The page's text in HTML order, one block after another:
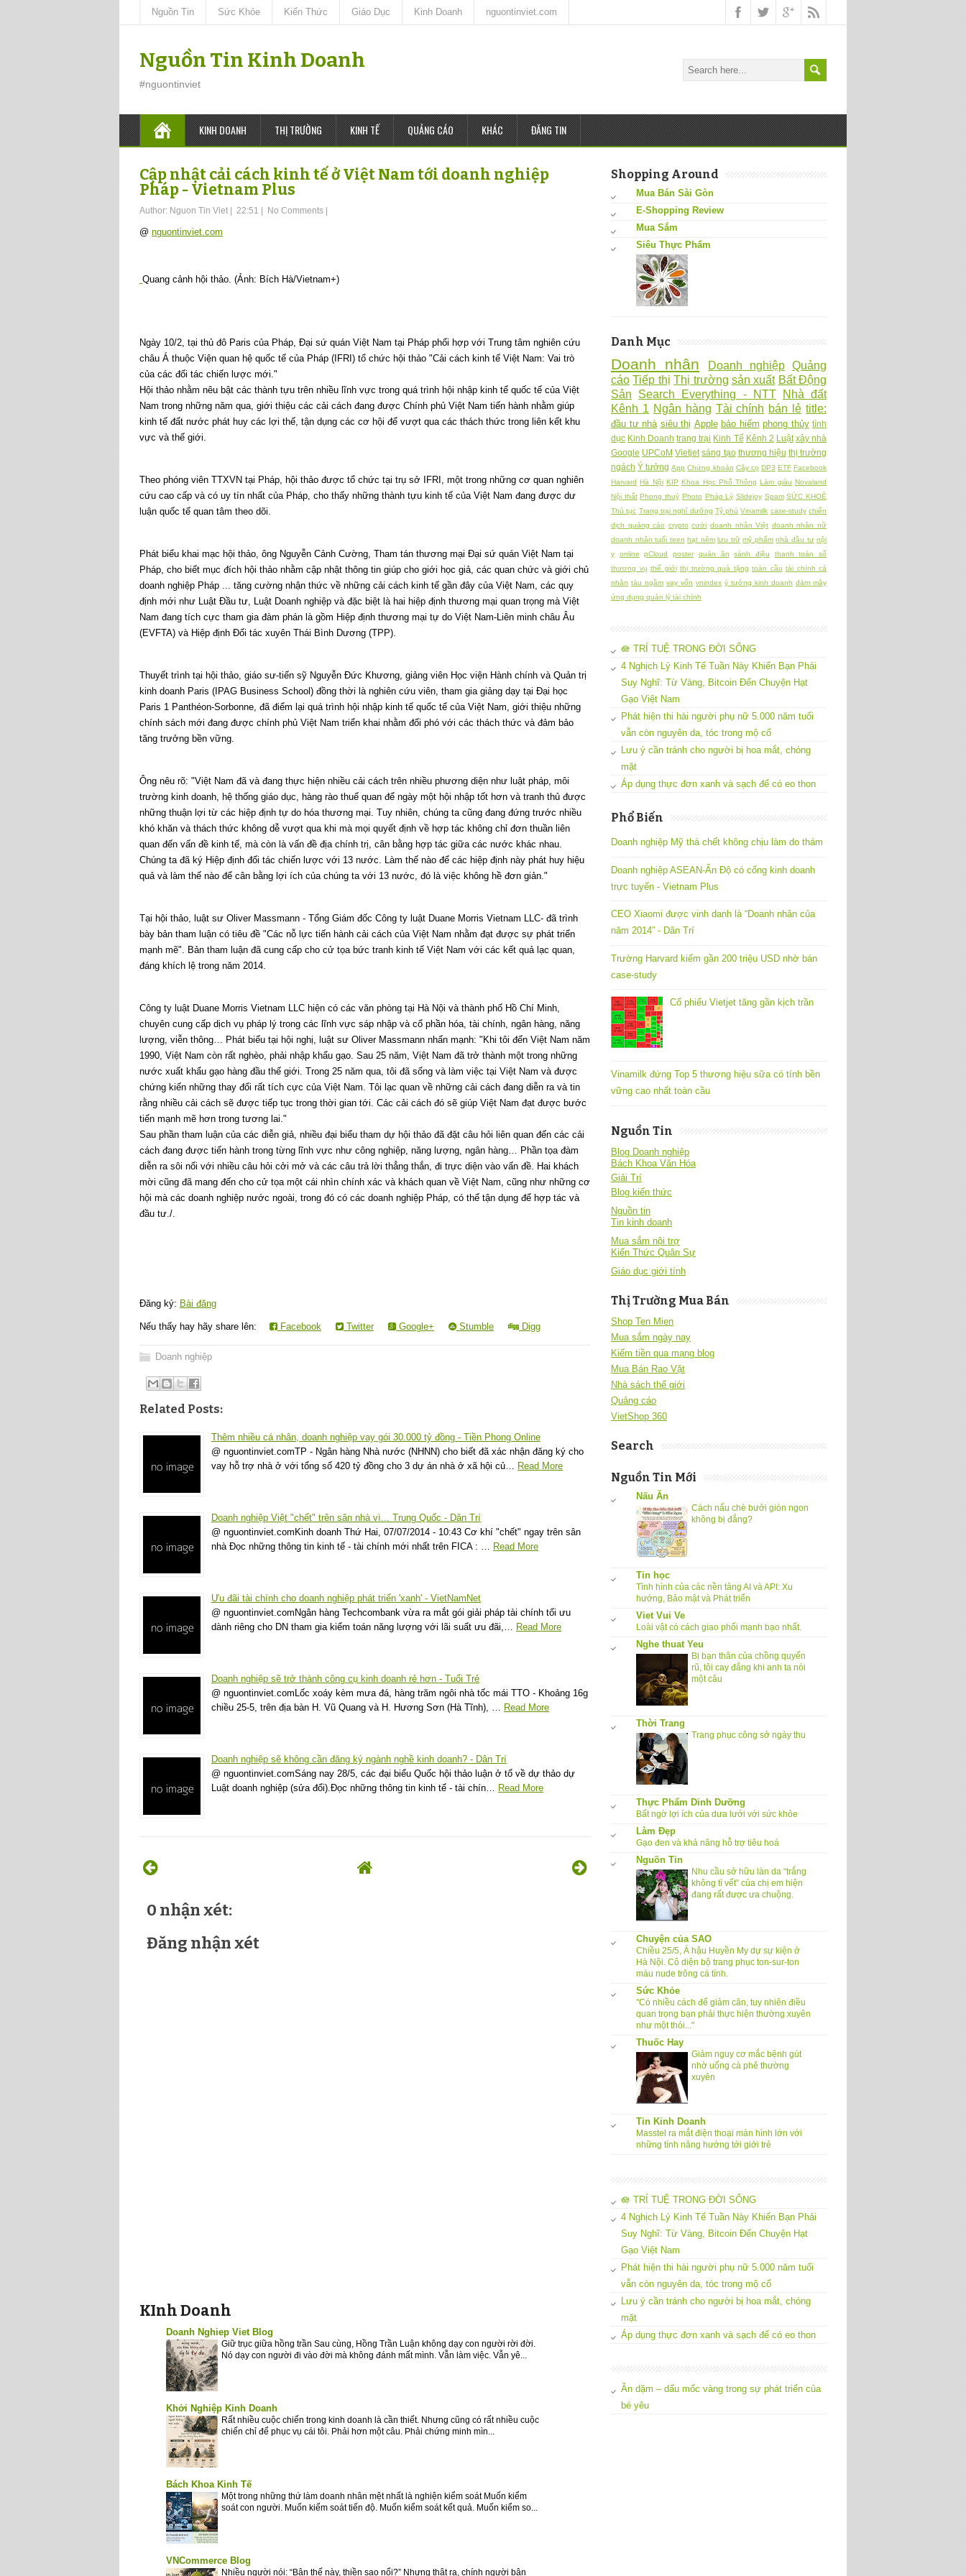
Nguồn Tin Sức Khỏe Kiến Thức Giáo Dục Kinh Doanh nguontinviet.com
Nguồn Tin Kinh Doanh
#nguontinviet
KINH DOANH THỊ TRƯỜNG KINH TẾ QUẢNG CÁO KHÁC ĐĂNG TIN
Cập nhật cải cách kinh tế ở Việt Nam tới doanh nghiệp
Pháp - Vietnam Plus
Author: Nguon Tin Viet 22:51 No Comments
@ nguontinviet.com
Quang cảnh hội thảo. (Ảnh: Bích Hà/Vietnam+)
Ngày 10/2, tại thủ đô Paris của Pháp, Đại sứ quán Việt Nam tại Pháp phối hợp với Trung tâm nghiên cứu
châu Á thuộc Viện quan hệ quốc tế của Pháp (IFRI) tổ chức hội thảo "Cải cách kinh tế Việt Nam: Vai trò
của các đối tác chiến lược mới."
Hội thảo nhằm nêu bật các thành tựu trên nhiều lĩnh vực trong quá trình hội nhập kinh tế quốc tế của Việt
Nam trong những năm qua, giới thiệu các cải cách đang được Chính phủ Việt Nam tiến hành nhằm giúp
kinh tế đất nước phát huy các lợi thế, tận dụng các cơ hội để vượt qua các thách thức trong liên kết khu
vực và thế giới.
Theo phóng viên TTXVN tại Pháp, hội thảo được tổ chức tại trụ sở IFRI, một trong những cơ quan nghiên
cứu cao cấp và có uy tín nhất của Pháp, cho thấy những thành tựu kinh tế của Việt Nam đang được dư
luận quốc tế quan tâm theo dõi.
Phát biểu khai mạc hội thảo, ông Nguyễn Cảnh Cường, Tham tán thương mại Đại sứ quán Việt Nam tại
Pháp, cho biết mục đích hội thảo nhằm cập nhật thông tin giúp cho giới học giả, các quan chức và giới chủ
doanh nghiệp Pháp ... tăng cường nhận thức về những cải cách kinh tế gần đây của Việt Nam, các quy
định mới như Luật Đầu tư, Luật Doanh nghiệp và đặc biệt là hai hiệp định thương mại quan trọng mà Việt
Nam đang tích cực tham gia đàm phán là gồm Hiệp định thương mại tự do Việt Nam-Liên minh châu Âu
(EVFTA) và Hiệp định Đối tác xuyên Thái Bình Dương (TPP).
Thuyết trình tại hội thảo, giáo sư-tiến sỹ Nguyễn Đức Khương, giảng viên Học viện Hành chính và Quản trị
kinh doanh Paris (IPAG Business School) đồng thời là nghiên cứu viên, tham gia giảng dạy tại Đại học
Paris 1 Panthéon-Sorbonne, đã điểm lại quá trình hội nhập kinh tế quốc tế của Việt Nam, giới thiệu những
chính sách mới đang được chính phủ Việt Nam triển khai nhằm đối phó với các thách thức và đảm bảo
tăng trưởng bền vững.
Ông nêu rõ: "Việt Nam đã và đang thực hiện nhiều cải cách trên nhiều phương diện như luật pháp, môi
trường kinh doanh, hệ thống giáo dục, hàng rào thuế quan để ngày một hội nhập tốt hơn và tranh thủ được
những thuận lợi từ các hiệp định tự do hóa thương mại. Tuy nhiên, chúng ta cũng đang đứng trước nhiều
khó khăn và thách thức không dễ vượt qua khi mà mọi quyết định về hợp tác không chỉ đơn thuần liên
quan đến vấn đề kinh tế, mà còn là vấn đề địa chính trị, cân bằng hợp tác giữa các nước khác nhau.
Chúng ta đã ký Hiệp định đối tác chiến lược với 13 nước. Làm thế nào để các hiệp định này phát huy hiệu
quả và làm thế nào để cân bằng lợi ích của chúng ta với 13 nước, đó là việc không hề đơn giản."
Tại hội thảo, luật sư Oliver Massmann - Tổng Giám đốc Công ty luật Duane Morris Vietnam LLC- đã trình
bày bản tham luận có tiêu đề "Các nỗ lực tiến hành cải cách của Việt Nam nhằm đạt được sự phát triển
mạnh mẽ". Bản tham luận đã cung cấp cho cử tọa bức tranh kinh tế Việt Nam với các kết quả lạc quan,
đáng khích lệ trong năm 2014.
Công ty luật Duane Morris Vietnam LLC hiện có các văn phòng tại Hà Nội và thành phố Hồ Chí Minh,
chuyên cung cấp dịch vụ pháp lý trong các lĩnh vực sáp nhập và cổ phần hóa, tài chính, ngân hàng, năng
lượng, viễn thông… Phát biểu tại hội nghị, luật sư Oliver Massmann nhấn mạnh: "Khi tôi đến Việt Nam năm
1990, Việt Nam còn rất nghèo, phải nhập khẩu gạo. Sau 25 năm, Việt Nam đã trở thành một trong những
nước xuất khẩu gạo hàng đầu thế giới. Trong 25 năm qua, tôi đã sống và làm việc tại Việt Nam và được
chứng kiến những thay đổi rất tích cực của Việt Nam. Tôi lạc quan về những cải cách đang diễn ra và tin
rằng nhiều cải cách sẽ được tiếp tục trong thời gian tới. Các cải cách đó sẽ giúp Việt Nam đạt được bước
tiến mạnh mẽ hơn trong tương lai."
Sau phần tham luận của các diễn giả, nhiều đại biểu tham dự hội thảo đã đặt câu hỏi liên quan đến các cải
cách đang được tiến hành trong từng lĩnh vực như công nghiệp, năng lượng, ngân hàng… Phần tọa đàm
diễn ra sôi nổi với nhiều câu hỏi cởi mở và các câu trả lời thẳng thắn, đi trực diện vào vấn đề. Hai khách
mời cũng đã mang đến cho cử tọa một cái nhìn chính xác và khách quan về Việt Nam, cũng như những cơ
hội mà các doanh nghiệp nước ngoài, trong đó có các doanh nghiệp Pháp, có thể tận dụng để hợp tác và
đầu tư./.
Đăng ký: Bài đăng
Nếu thấy hay hãy share lên: Facebook Twitter Google+ Stumble Digg
Doanh nghiệp
Related Posts:
Thêm nhiều cá nhân, doanh nghiệp vay gói 30.000 tỷ đồng - Tiền Phong Online
@ nguontinviet.comTP - Ngân hàng Nhà nước (NHNN) cho biết đã xác nhận đăng ký cho
vay hỗ trợ nhà ở với tổng số 420 tỷ đồng cho 3 dự án nhà ở xã hội củ…
Read More
Doanh nghiệp Việt "chết" trên sân nhà vì... Trung Quốc - Dân Trí
@ nguontinviet.comKinh doanh Thứ Hai, 07/07/2014 - 10:43 Cơ khí "chết" ngay trên sân
nhà Đọc những thông tin kinh tế - tài chính mới nhất trên FICA : …
Read More
Ưu đãi tài chính cho doanh nghiệp phát triển 'xanh' - VietNamNet
@ nguontinviet.comNgân hàng Techcombank vừa ra mắt gói giải pháp tài chính tối ưu
dành riêng cho DN tham gia kiểm toán năng lượng với lãi suất ưu đãi,…
Read More
Doanh nghiệp sẽ trở thành công cụ kinh doanh rẻ hơn - Tuổi Trẻ
@ nguontinviet.comLốc xoáy kèm mưa đá, hàng trăm ngôi nhà tốc mái TTO - Khoảng 16g
chiều 25-5, trên địa bàn H. Vũ Quang và H. Hương Sơn (Hà Tĩnh), …
Read More
Doanh nghiệp sẽ không cần đăng ký ngành nghề kinh doanh? - Dân Trí
@ nguontinviet.comSáng nay 28/5, các đại biểu Quốc hội thảo luận ở tổ về dự thảo dự
Luật doanh nghiệp (sửa đổi).Đọc những thông tin kinh tế - tài chín…
Read More
0 nhận xét:
Đăng nhận xét
KInh Doanh
Doanh Nghiep Viet Blog
Giữ trục giữa hồng trần Sau cùng, Hồng Trần Luận không dạy con người rời đời.
Nó dạy con người đi vào đời mà không đánh mất mình. Vẫn làm việc. Vẫn yê...
Khởi Nghiệp Kinh Doanh
Rất nhiều cuộc chiến trong kinh doanh là cần thiết. Nhưng cũng có rất nhiều cuộc
chiến chỉ để phục vụ cái tôi. Phải hơn một câu. Phải chứng minh mìn...
Bách Khoa Kinh Tế
Một trong những thứ làm doanh nhân mệt nhất là nghiện kiểm soát Muốn kiểm
soát con người. Muốn kiểm soát tiến độ. Muốn kiểm soát kết quả. Muốn kiểm so...
VNCommerce Blog
Nhiều người nói: “Bận thế này, thiền sao nổi?” Nhưng thật ra, chính người bận
Shopping Around
Mua Bán Sài Gòn
E-Shopping Review
Mua Sắm
Siêu Thực Phẩm
Danh Mục
Doanh nhân Doanh nghiệp Quảng
cáo Tiếp thị Thị trường sản xuất Bất Động
Sản
Search Everything - NTT
Nhà đất
Kênh 1 Ngân hàng Tài chính bán lẻ title:
đầu tư nhà siêu thị Apple bảo hiểm phong thủy tình
dục Kinh Doanh trang trại Kinh Tế Kênh 2 Luật xây nhà
Google UPCoM Vietjet sáng tạo thương hiệu thị trường
ngách Ý tưởng App Chứng khoán Cây cọ DP3 ETF Facebook
Harvard Hà Nội KIP Khoa Học Phổ Thông Làm giàu Novaland
Nội thất Phong thuỷ Photo Pháp Lý Slidejoy Spam SỨC KHOẺ
Thủ tục Trang trại nghỉ dưỡng Tỷ phú Vinamilk case-study chiến
dịch quảng cáo crypto cười doanh nhân Việt doanh nhân nữ
doanh nhân tuổi teen hạt nêm lưu trữ mỹ phẩm nhà đầu tư nội
y
online pCloud poster quán ăn sành điệu
thanh toán số
thương vụ thế giới thị trường quà tặng toàn cầu tài chính cá
nhân tàu ngầm vay vốn vnindex ý tưởng kinh doanh đám mây
ứng dụng quản lý tài chính
🪷 TRÍ TUỆ TRONG ĐỜI SỐNG
4 Nghịch Lý Kinh Tế Tuần Này Khiến Bạn Phải
Suy Nghĩ: Từ Vàng, Bitcoin Đến Chuyện Hạt
Gạo Việt Nam
Phát hiện thi hài người phụ nữ 5.000 năm tuổi
vẫn còn nguyên da, tóc trong mộ cổ
Lưu ý cần tránh cho người bị hoa mắt, chóng
mặt
Áp dụng thực đơn xanh và sạch để có eo thon
Phổ Biến
Doanh nghiệp Mỹ thà chết không chịu làm do thám
Doanh nghiệp ASEAN-Ấn Độ có cổng kinh doanh
trực tuyến - Vietnam Plus
CEO Xiaomi được vinh danh là “Doanh nhân của
năm 2014” - Dân Trí
Trường Harvard kiếm gần 200 triệu USD nhờ bán
case-study
Cổ phiếu Vietjet tăng gần kịch trần
Vinamilk đứng Top 5 thương hiệu sữa có tính bền
vững cao nhất toàn cầu
Nguồn Tin
Blog Doanh nghiệp
Bách Khoa Văn Hóa
Giải Trí
Blog kiến thức
Nguồn tin
Tin kinh doanh
Mua sắm nội trợ
Kiến Thức Quân Sự
Giáo dục giới tính
Thị Trường Mua Bán
Shop Ten Mien
Mua sắm ngày nay
Kiếm tiền qua mạng blog
Mua Bán Rao Vặt
Nhà sách thế giới
Quảng cáo
VietShop 360
Search
Nguồn Tin Mới
Nấu Ăn
Cách nấu chè bưởi giòn ngon
không bị đắng?
Tin học
Tình hình của các nền tảng AI và API: Xu
hướng, Bảo mật và Phát triển
Viet Vui Ve
Loài vật có cách giao phối mạnh bạo nhất.
Nghe thuat Yeu
Bị bạn thân của chồng quyến
rũ, tôi cay đắng khi anh ta nói
một câu
Thời Trang
Trang phục công sở ngày thu
Thực Phẩm Dinh Dưỡng
Bất ngờ lợi ích của dưa lưới với sức khỏe
Làm Đẹp
Gạo đen và khả năng hỗ trợ tiêu hoá
Nguồn Tin
Nhu cầu sở hữu làn da “trắng
không tì vết” của chị em hiện
đang rất được ưa chuộng.
Chuyện của SAO
Chiều 25/5, Á hậu Huyền My dự sự kiện ở
Hà Nội. Cô diện bộ trang phục ton-sur-ton
màu nude trông cá tính.
Sức Khỏe
"Có nhiều cách để giảm cân, tuy nhiên điều
quan trọng bạn phải thực hiện thường xuyên
như một thói..."
Thuốc Hay
Giảm nguy cơ mắc bệnh gút
nhờ uống cà phê thường
xuyên
Tin Kinh Doanh
Masstel ra mắt điện thoại màn hình lớn với
những tính năng hướng tới giới trẻ
🪷 TRÍ TUỆ TRONG ĐỜI SỐNG
4 Nghịch Lý Kinh Tế Tuần Này Khiến Bạn Phải
Suy Nghĩ: Từ Vàng, Bitcoin Đến Chuyện Hạt
Gạo Việt Nam
Phát hiện thi hài người phụ nữ 5.000 năm tuổi
vẫn còn nguyên da, tóc trong mộ cổ
Lưu ý cần tránh cho người bị hoa mắt, chóng
mặt
Áp dụng thực đơn xanh và sạch để có eo thon
Ăn dặm – dấu mốc vàng trong sự phát triển của
bé yêu